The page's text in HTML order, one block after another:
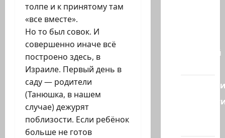
толпе и к принятому там
«все вместе».
Но то был совок. И
совершенно иначе всё
построено здесь, в
Израиле. Первый день в
саду — родители
(Танюшка, в нашем
случае) дежурят
поблизости. Если ребёнок
больше не готов
Ближний